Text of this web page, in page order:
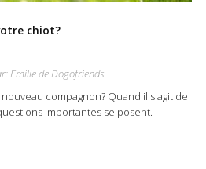
chiot?
Emilie de Dogofriends
compagnon? Quand il s'agit de
importantes se posent.